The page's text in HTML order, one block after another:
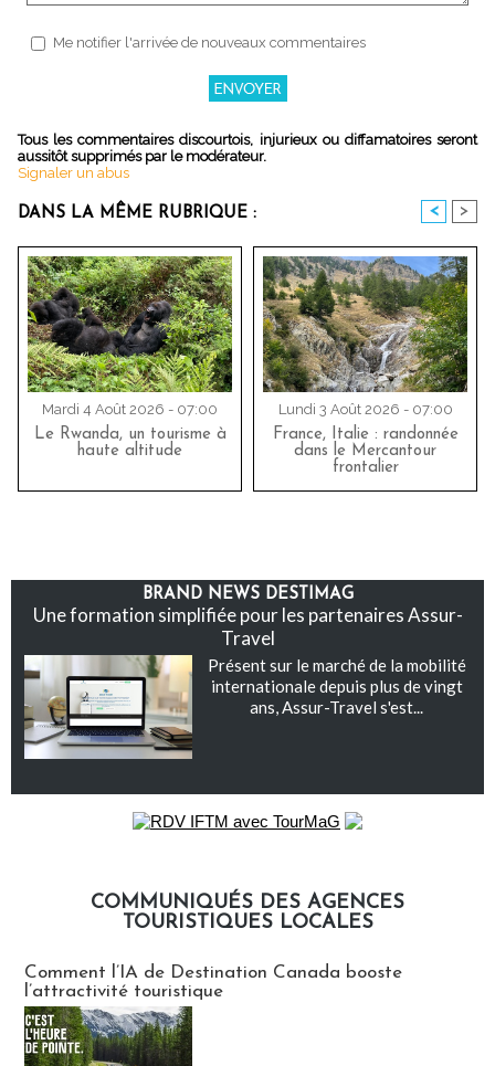
Me notifier l'arrivée de nouveaux commentaires
Tous les commentaires discourtois, injurieux ou diffamatoires seront
aussitôt supprimés par le modérateur.
Signaler un abus
DANS LA MÊME RUBRIQUE : < >
Mardi 4 Août 2026 - 07:00
Le Rwanda, un tourisme à
haute altitude
Lundi 3 Août 2026 - 07:00
France, Italie : randonnée
dans le Mercantour
frontalier
BRAND NEWS DESTIMAG
Une formation simplifiée pour les partenaires Assur-
Travel
Présent sur le marché de la mobilité
internationale depuis plus de vingt
ans, Assur-Travel s'est...
COMMUNIQUÉS DES AGENCES
TOURISTIQUES LOCALES
Comment l’IA de Destination Canada booste
l’attractivité touristique